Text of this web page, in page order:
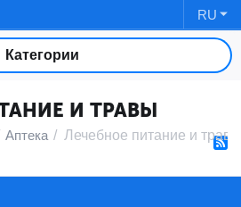
RU
Категории
И ТРАВЫ
Аптека / Лечебное питание и травы